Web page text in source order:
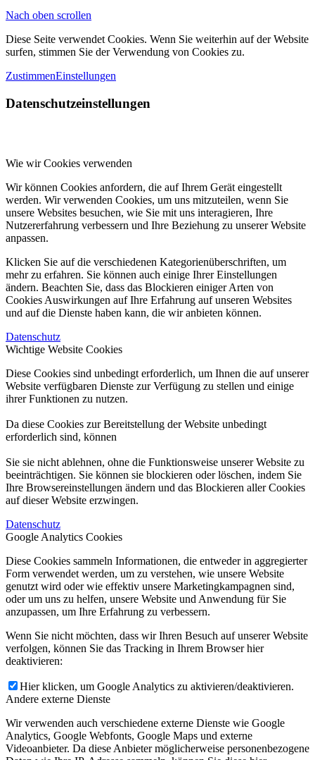
Nach oben scrollen
Diese Seite verwendet Cookies. Wenn Sie weiterhin auf der Website
surfen, stimmen Sie der Verwendung von Cookies zu.
ZustimmenEinstellungen
Datenschutzeinstellungen
Wie wir Cookies verwenden
Wir können Cookies anfordern, die auf Ihrem Gerät eingestellt
werden. Wir verwenden Cookies, um uns mitzuteilen, wenn Sie
unsere Websites besuchen, wie Sie mit uns interagieren, Ihre
Nutzererfahrung verbessern und Ihre Beziehung zu unserer Website
anpassen.
Klicken Sie auf die verschiedenen Kategorienüberschriften, um
mehr zu erfahren. Sie können auch einige Ihrer Einstellungen
ändern. Beachten Sie, dass das Blockieren einiger Arten von
Cookies Auswirkungen auf Ihre Erfahrung auf unseren Websites
und auf die Dienste haben kann, die wir anbieten können.
Datenschutz
Wichtige Website Cookies
Diese Cookies sind unbedingt erforderlich, um Ihnen die auf unserer
Website verfügbaren Dienste zur Verfügung zu stellen und einige
ihrer Funktionen zu nutzen.
Da diese Cookies zur Bereitstellung der Website unbedingt
erforderlich sind, können
Sie sie nicht ablehnen, ohne die Funktionsweise unserer Website zu
beeinträchtigen. Sie können sie blockieren oder löschen, indem Sie
Ihre Browsereinstellungen ändern und das Blockieren aller Cookies
auf dieser Website erzwingen.
Datenschutz
Google Analytics Cookies
Diese Cookies sammeln Informationen, die entweder in aggregierter
Form verwendet werden, um zu verstehen, wie unsere Website
genutzt wird oder wie effektiv unsere Marketingkampagnen sind,
oder um uns zu helfen, unsere Website und Anwendung für Sie
anzupassen, um Ihre Erfahrung zu verbessern.
Wenn Sie nicht möchten, dass wir Ihren Besuch auf unserer Website
verfolgen, können Sie das Tracking in Ihrem Browser hier
deaktivieren:
Hier klicken, um Google Analytics zu aktivieren/deaktivieren.
Andere externe Dienste
Wir verwenden auch verschiedene externe Dienste wie Google
Analytics, Google Webfonts, Google Maps und externe
Videoanbieter. Da diese Anbieter möglicherweise personenbezogene